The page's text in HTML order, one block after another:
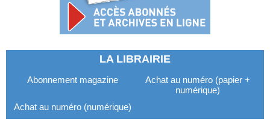
LA LIBRAIRIE
Abonnement magazine
Achat au numéro (papier +
numérique)
Achat au numéro (numérique)